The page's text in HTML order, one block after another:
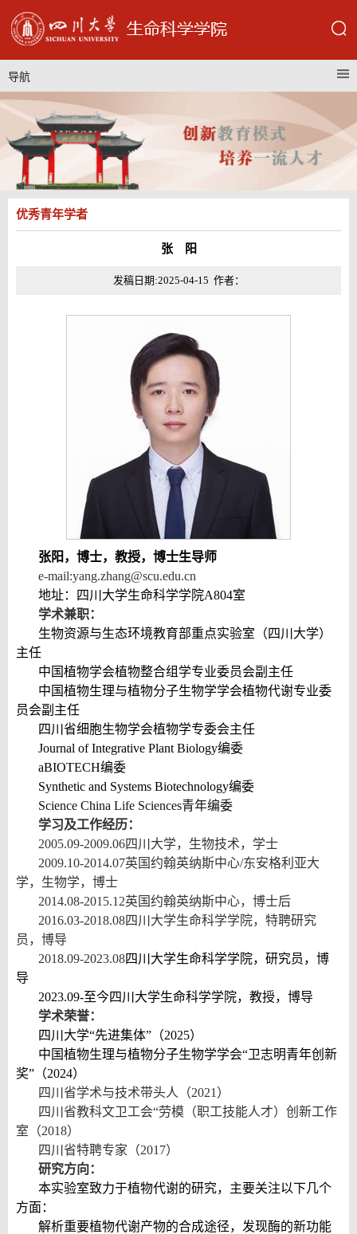
导航
优秀青年学者
张 阳
发稿日期:2025-04-15 作者：
张阳，博士， 教授，博士生导师
e-mail:yang.zhang@scu.edu.cn
地址：四川大学生命科学学院A804室
学术兼职：
生物资源与生态环境教育部重点实验室（四川大学）
主任
中国植物学会植物整合组学专业委员会副主任
中国植物生理与植物分子生物学学会植物代谢专业委
员会副主任
四川省细胞生物学会植物学专委会主任
Journal of Integrative Plant Biology编委
aBIOTECH编委
Synthetic and Systems Biotechnology编委
Science China Life Sciences青年编委
学习及工作经历：
2005.09-2009.06四川大学，生物技术，学士
2009.10-2014.07英国约翰英纳斯中心/东安格利亚大
学，生物学，博士
2014.08-2015.12英国约翰英纳斯中心，博士后
2016.03-2018.08四川大学生命科学学院，特聘研究
员，博导
2018.09-2023.08四川大学生命科学学院，研究员，博
导
2023.09-至今四川大学生命科学学院，教授，博导
学术荣誉：
四川大学“先进集体”（2025）
中国植物生理与植物分子生物学学会“卫志明青年创新
奖”（2024）
四川省学术与技术带头人（2021 ）
四川省教科文卫工会“劳模（职工技能人才）创新工作
室（2018）
四川省特聘专家（2017）
研究方向：
本实验室致力于植物代谢的研究，主要关注以下几个
方面：
解析重要植物代谢产物的合成途径，发现酶的新功能